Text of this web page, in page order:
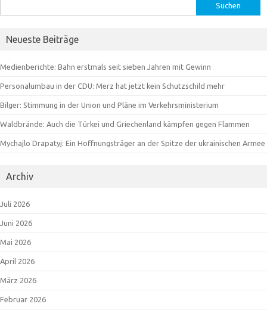
nach:
Neueste Beiträge
Medienberichte: Bahn erstmals seit sieben Jahren mit Gewinn
Personalumbau in der CDU: Merz hat jetzt kein Schutzschild mehr
Bilger: Stimmung in der Union und Pläne im Verkehrsministerium
Waldbrände: Auch die Türkei und Griechenland kämpfen gegen Flammen
Mychajlo Drapatyj: Ein Hoffnungsträger an der Spitze der ukrainischen Armee
Archiv
Juli 2026
Juni 2026
Mai 2026
April 2026
März 2026
Februar 2026